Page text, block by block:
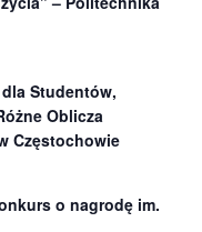
Studentów,
Oblicza
Częstochowie
o nagrodę im.